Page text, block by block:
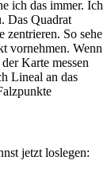
ich das immer. Ich
Das Quadrat
zentrieren. So sehe
vornehmen. Wenn
Karte messen
Lineal an das
jetzt loslegen: